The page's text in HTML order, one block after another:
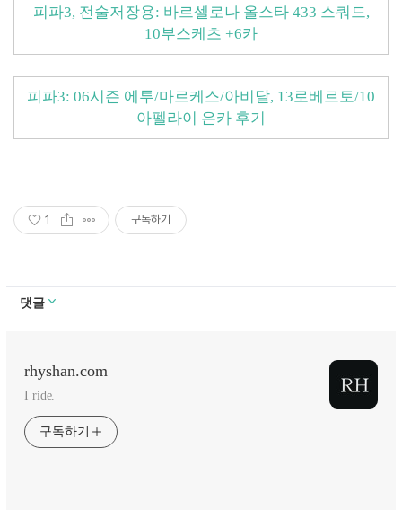
피파3, 전술저장용: 바르셀로나 올스타 433 스쿼드,
10부스케츠 +6카
피파3: 06시즌 에투/마르케스/아비달, 13로베르토/10
아펠라이 은카 후기
1 구독하기
댓글
rhyshan.com
I ride.
구독하기